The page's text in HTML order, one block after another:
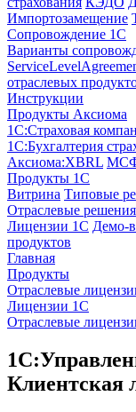
Импортозамещение
Сопровождение 1С
Варианты
отраслевых
Инструкции
Продукты Аксиома
1С:Страховая
1С:Бухгалтерия
Аксиома:XBRL
Продукты 1С
Витрина Типовые
Отраслевые решения
Лицензии 1C Демо-
продуктов
Главная
Продукты
Отраслевые
Лицензии 1С
Отраслевые
Клиентская